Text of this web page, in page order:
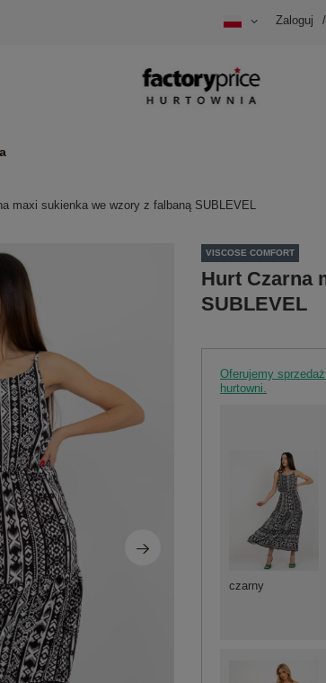
Zaloguj /
maxi sukienka we wzory z falbaną SUBLEVEL
VISCOSE COMFORT
Hurt Czarna
SUBLEVEL
Oferujemy
hurtowni.
czarny